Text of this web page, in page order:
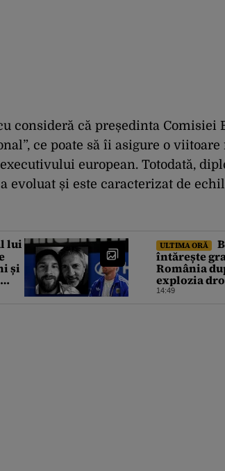
consideră că președinta Comisiei
ce poate să îi asigure o
european. Totodată,
evoluat și este caracterizat de
lui
și
ULTIMA ORĂ
întărește
România
explozia
Kardam.
14:49